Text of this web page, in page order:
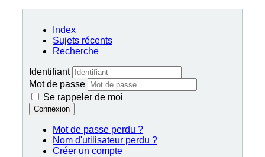
Index
Sujets récents
Recherche
Identifiant
Mot de passe
Se rappeler de moi
Connexion
Mot de passe perdu ?
Nom d'utilisateur perdu ?
Créer un compte